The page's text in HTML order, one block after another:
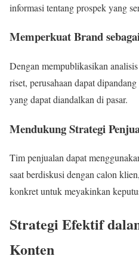
informasi tentang prospek yang
Memperkuat Brand
Dengan mempublikasikan
riset, perusahaan dapat
yang dapat diandalkan di pasar.
Mendukung Strategi
Tim penjualan dapat
saat berdiskusi dengan calon
konkret untuk meyakinkan
Strategi Efektif
Konten